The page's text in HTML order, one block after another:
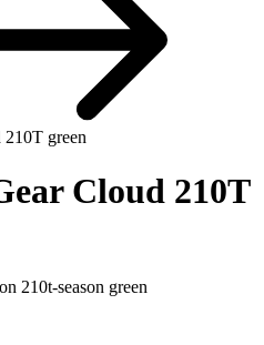
green
Cloud 210T
210t-season green